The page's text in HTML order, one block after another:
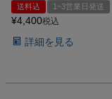
送料込 1~3営業日発送
¥4,400税込
詳細を見る